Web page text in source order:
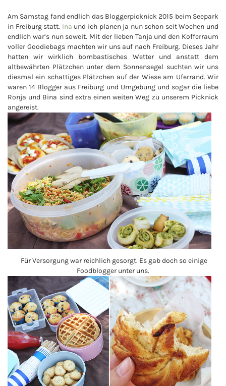
Am Samstag fand endlich das Bloggerpicknick 2015 beim Seepark
in Freiburg statt. Ina und ich planen ja nun schon seit Wochen und
endlich war’s nun soweit. Mit der lieben Tanja und den Kofferraum
voller Goodiebags machten wir uns auf nach Freiburg. Dieses Jahr
hatten wir wirklich bombastisches Wetter und anstatt dem
altbewährten Plätzchen unter dem Sonnensegel suchten wir uns
diesmal ein schattiges Plätzchen auf der Wiese am Uferrand. Wir
waren 14 Blogger aus Freiburg und Umgebung und sogar die liebe
Ronja und Bina sind extra einen weiten Weg zu unserem Picknick
angereist.
Für Versorgung war reichlich gesorgt. Es gab doch so einige
Foodblogger unter uns.